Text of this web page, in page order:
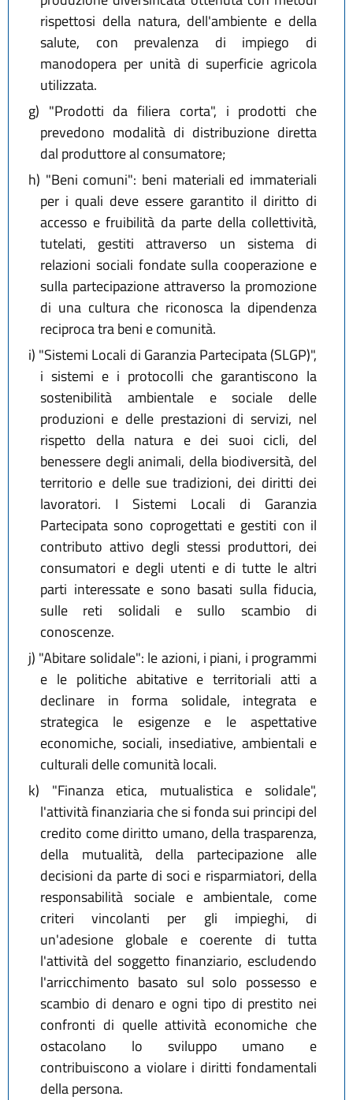
rispettosi della natura, dell'ambiente e della
salute, con prevalenza di impiego di
manodopera per unità di superficie agricola
utilizzata.
g) "Prodotti da filiera corta", i prodotti che
prevedono modalità di distribuzione diretta
dal produttore al consumatore;
h) "Beni comuni": beni materiali ed immateriali
per i quali deve essere garantito il diritto di
accesso e fruibilità da parte della collettività,
tutelati, gestiti attraverso un sistema di
relazioni sociali fondate sulla cooperazione e
sulla partecipazione attraverso la promozione
di una cultura che riconosca la dipendenza
reciproca tra beni e comunità.
i) "Sistemi Locali di Garanzia Partecipata (SLGP)",
i sistemi e i protocolli che garantiscono la
sostenibilità ambientale e sociale delle
produzioni e delle prestazioni di servizi, nel
rispetto della natura e dei suoi cicli, del
benessere degli animali, della biodiversità, del
territorio e delle sue tradizioni, dei diritti dei
lavoratori. I Sistemi Locali di Garanzia
Partecipata sono coprogettati e gestiti con il
contributo attivo degli stessi produttori, dei
consumatori e degli utenti e di tutte le altri
parti interessate e sono basati sulla fiducia,
sulle reti solidali e sullo scambio di
conoscenze.
j) "Abitare solidale": le azioni, i piani, i programmi
e le politiche abitative e territoriali atti a
declinare in forma solidale, integrata e
strategica le esigenze e le aspettative
economiche, sociali, insediative, ambientali e
culturali delle comunità locali.
k) "Finanza etica, mutualistica e solidale",
l'attività finanziaria che si fonda sui principi del
credito come diritto umano, della trasparenza,
della mutualità, della partecipazione alle
decisioni da parte di soci e risparmiatori, della
responsabilità sociale e ambientale, come
criteri vincolanti per gli impieghi, di
un'adesione globale e coerente di tutta
l'attività del soggetto finanziario, escludendo
l'arricchimento basato sul solo possesso e
scambio di denaro e ogni tipo di prestito nei
confronti di quelle attività economiche che
ostacolano lo sviluppo umano e
contribuiscono a violare i diritti fondamentali
della persona.